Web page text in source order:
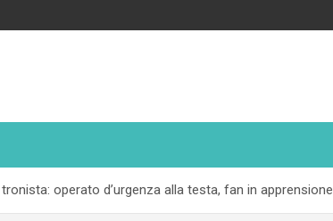
operato d’urgenza alla testa, fan in apprensione